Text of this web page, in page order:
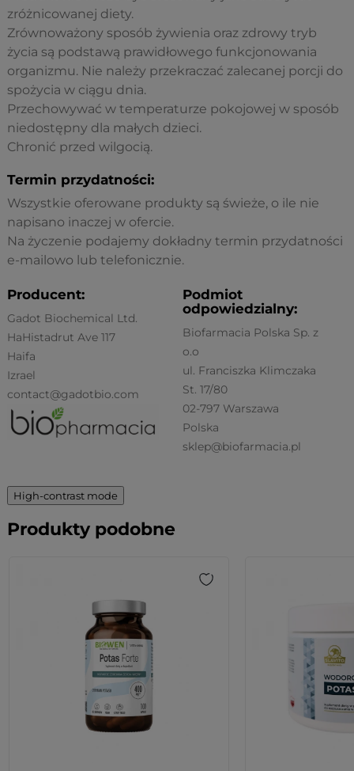
zróżnicowanej diety.
Zrównoważony sposób żywienia oraz zdrowy tryb
życia są podstawą prawidłowego funkcjonowania
organizmu. Nie należy przekraczać zalecanej porcji do
spożycia w ciągu dnia.
Przechowywać w temperaturze pokojowej w sposób
niedostępny dla małych dzieci.
Chronić przed wilgocią.
Termin przydatności:
Wszystkie oferowane produkty są świeże, o ile nie
napisano inaczej w ofercie.
Na życzenie podajemy dokładny termin przydatności
e-mailowo lub telefonicznie.
Producent:
Gadot Biochemical Ltd.
HaHistadrut Ave 117
Haifa
Izrael
contact@gadotbio.com
Podmiot
odpowiedzialny:
Biofarmacia Polska Sp. z
o.o
ul. Franciszka Klimczaka
St. 17/80
02-797 Warszawa
Polska
sklep@biofarmacia.pl
High-contrast mode
Produkty podobne